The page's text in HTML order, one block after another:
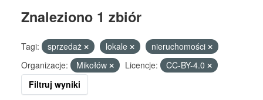
Znaleziono 1 zbiór
Tagi: sprzedaż lokale
nieruchomości
Organizacje:
Mikołów Licencje:
CC-BY-4.0
Filtruj wyniki